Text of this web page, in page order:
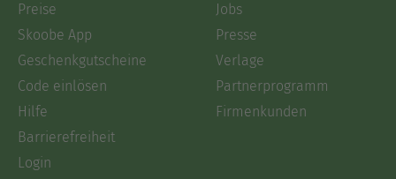
Preise
Skoobe App
Geschenkgutscheine
Code einlösen
Hilfe
Barrierefreiheit
Login
Jobs
Presse
Verlage
Partnerprogramm
Firmenkunden